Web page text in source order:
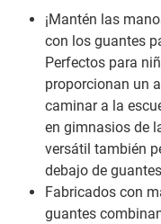
¡Mantén las
con los guantes
Perfectos para
proporcionan un
caminar a la
en gimnasios de
versátil también
debajo de
Fabricados con
guantes